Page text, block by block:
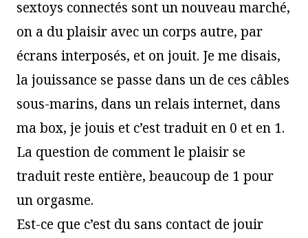
sextoys connectés sont un nouveau marché,
on a du plaisir avec un corps autre, par
écrans interposés, et on jouit. Je me disais,
la jouissance se passe dans un de ces câbles
sous-marins, dans un relais internet, dans
ma box, je jouis et c’est traduit en 0 et en 1.
La question de comment le plaisir se
traduit reste entière, beaucoup de 1 pour
un orgasme.
Est-ce que c’est du sans contact de jouir